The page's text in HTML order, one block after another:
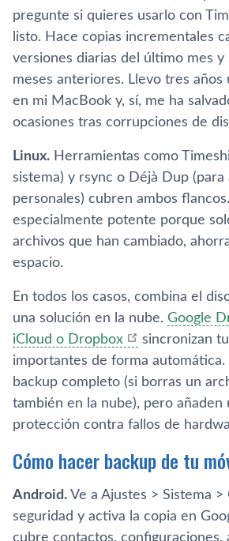
pregunte si quieres usarlo con
listo. Hace copias incrementales
versiones diarias del último mes y
meses anteriores. Llevo tres años
en mi MacBook y, sí, me ha
ocasiones tras corrupciones de
Linux. Herramientas como
sistema) y rsync o Déjà Dup (para
personales) cubren ambos
especialmente potente porque
archivos que han cambiado,
espacio.
En todos los casos, combina el
una solución en la nube. Google
iCloud o Dropbox
sincronizan
importantes de forma automática.
backup completo (si borras un
también en la nube), pero añaden
protección contra fallos de
Cómo hacer backup de tu
Android. Ve a Ajustes > Sistema >
seguridad y activa la copia en
cubre contactos, configuraciones,